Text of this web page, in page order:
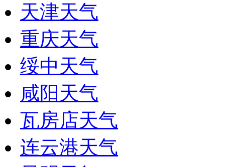
天津天气
重庆天气
绥中天气
咸阳天气
瓦房店天气
连云港天气